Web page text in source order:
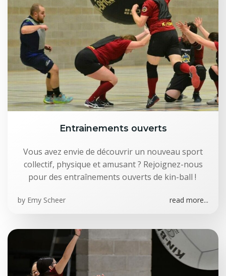
Entrainements ouverts
Vous avez envie de découvrir un nouveau sport
collectif, physique et amusant ? Rejoignez-nous
pour des entraînements ouverts de kin-ball !
by Emy Scheer read more...